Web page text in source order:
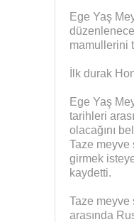
Ege Yaş
mamullerini
İlk durak
Ege Yaş
tarihleri
olacağını
Taze meyve
girmek
kaydetti.
Taze meyve
arasında